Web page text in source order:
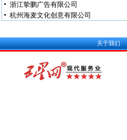
浙江挚鹏广告有限公司
杭州海麦文化创意有限公司
关于我们